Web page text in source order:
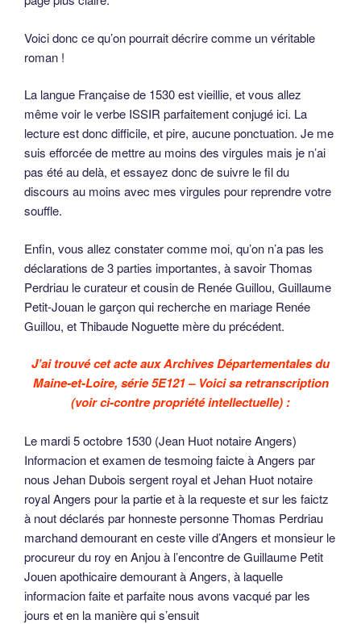
Voici donc ce qu’on pourrait décrire comme un véritable
roman !
La langue Française de 1530 est vieillie, et vous allez
même voir le verbe ISSIR parfaitement conjugé ici. La
lecture est donc difficile, et pire, aucune ponctuation. Je me
suis efforcée de mettre au moins des virgules mais je n’ai
pas été au delà, et essayez donc de suivre le fil du
discours au moins avec mes virgules pour reprendre votre
souffle.
Enfin, vous allez constater comme moi, qu’on n’a pas les
déclarations de 3 parties importantes, à savoir Thomas
Perdriau le curateur et cousin de Renée Guillou, Guillaume
Petit-Jouan le garçon qui recherche en mariage Renée
Guillou, et Thibaude Noguette mère du précédent.
J’ai trouvé cet acte aux Archives Départementales du
Maine-et-Loire, série 5E121 – Voici sa retranscription
(voir ci-contre propriété intellectuelle) :
Le mardi 5 octobre 1530 (Jean Huot notaire Angers)
Informacion et examen de tesmoing faicte à Angers par
nous Jehan Dubois sergent royal et Jehan Huot notaire
royal Angers pour la partie et à la requeste et sur les faictz
à nout déclarés par honneste personne Thomas Perdriau
marchand demourant en ceste ville d’Angers et monsieur le
procureur du roy en Anjou à l’encontre de Guillaume Petit
Jouen apothicaire demourant à Angers, à laquelle
informacion faite et parfaite nous avons vacqué par les
jours et en la manière qui s’ensuit